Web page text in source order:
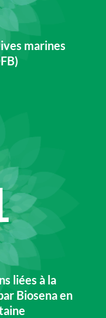
marines
liées à la
Biosena en